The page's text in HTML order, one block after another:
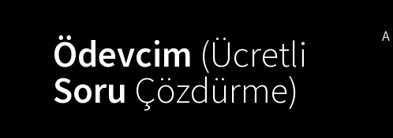
Ödevcim (Ücretli
Soru Çözdürme)